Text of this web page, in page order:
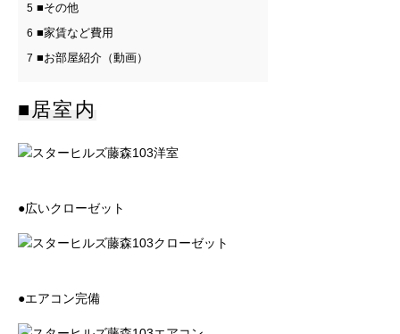
5 ■その他
6 ■家賃など費用
7 ■お部屋紹介（動画）
■居室内
●広いクローゼット
●エアコン完備